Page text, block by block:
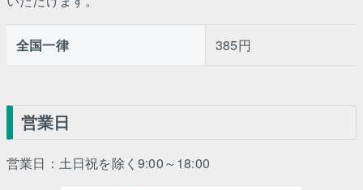
全国一律 385円
営業日
営業日：土日祝を除く9:00～18:00